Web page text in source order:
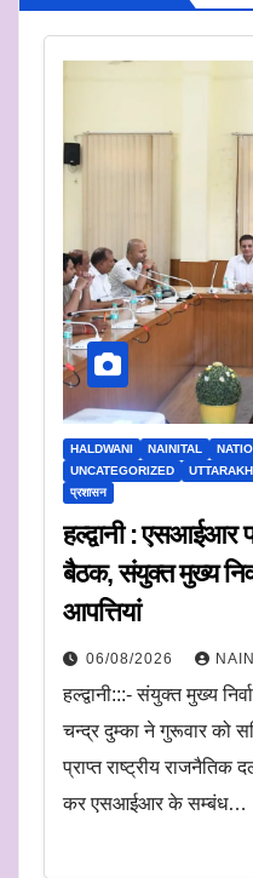
HALDWANI NAINITAL
UNCATEGORIZED
प्रशासन
हल्द्वानी : एसआईआर
बैठक, संयुक्त मुख्य
आपत्तियां
06/08/2026
हल्द्वानी:::- संयुक्त मुख्य
चन्द्र दुम्का ने गुरूवार को
प्राप्त राष्ट्रीय
कर एसआईआर के सम्बंध…